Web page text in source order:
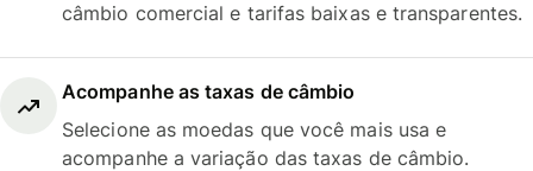
câmbio comercial e tarifas baixas e transparentes.
Acompanhe as taxas de câmbio
Selecione as moedas que você mais usa e
acompanhe a variação das taxas de câmbio.